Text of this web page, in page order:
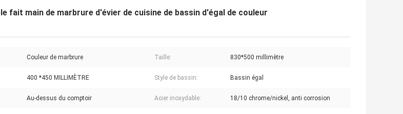
fait main de marbrure d'évier de cuisine de bassin d'égal de couleur
Couleur de marbrure Taille: 830*500 millimètre
400 *450 MILLIMÈTRE Style de bassin: Bassin égal
Au-dessus du comptoir Acier inoxydable: 18/10 chrome/nickel, anti corrosion